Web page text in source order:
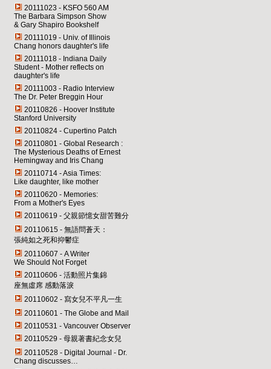
20111023 - KSFO 560 AM
The Barbara Simpson Show
& Gary Shapiro Bookshelf
20111019 - Univ. of Illinois
Chang honors daughter's life
20111018 - Indiana Daily
Student - Mother reflects on
daughter's life
20111003 - Radio Interview
The Dr. Peter Breggin Hour
20110826 - Hoover Institute
Stanford University
20110824 - Cupertino Patch
20110801 - Global Research :
The Mysterious Deaths of Ernest
Hemingway and Iris Chang
20110714 - Asia Times:
Like daughter, like mother
20110620 - Memories:
From a Mother's Eyes
20110619 - 父親節憶女甜苦難分
20110615 - 無語問蒼天：
張純如之死和抑鬱症
20110607 - A Writer
We Should Not Forget
20110606 - 活動照片集錦
座無虛席 感動落淚
20110602 - 寫女兒不平凡一生
20110601 - The Globe and Mail
20110531 - Vancouver Observer
20110529 - 母親著書紀念女兒
20110528 - Digital Journal - Dr.
Chang discusses…